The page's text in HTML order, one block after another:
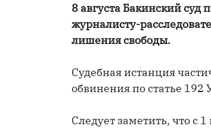
8 августа Бакинский
журналисту-
лишения свободы.
Судебная истанция
обвинения по статье
Следует заметить, что с